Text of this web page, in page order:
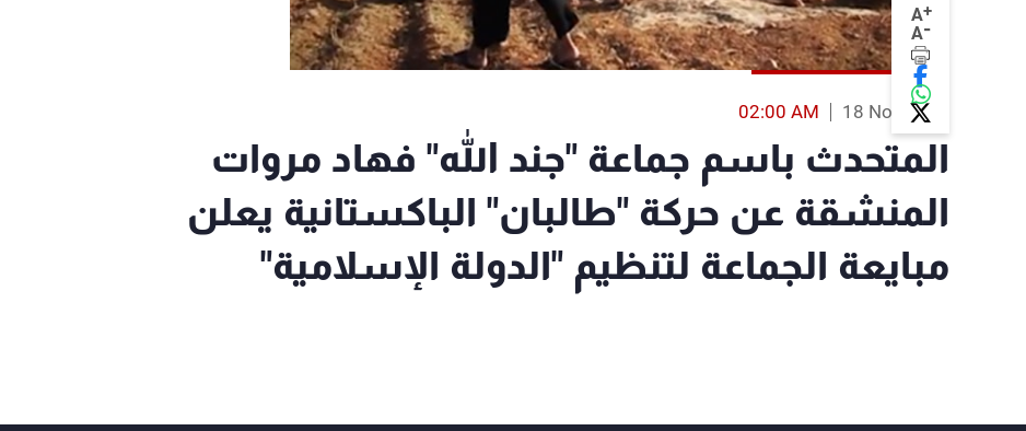
A+
A-
18 Nov 2014
02:00 AM
المتحدث باسم جماعة "جند الله" فهاد مروات
المنشقة عن حركة "طالبان" الباكستانية يعلن
مبايعة الجماعة لتنظيم "الدولة الإسلامية"